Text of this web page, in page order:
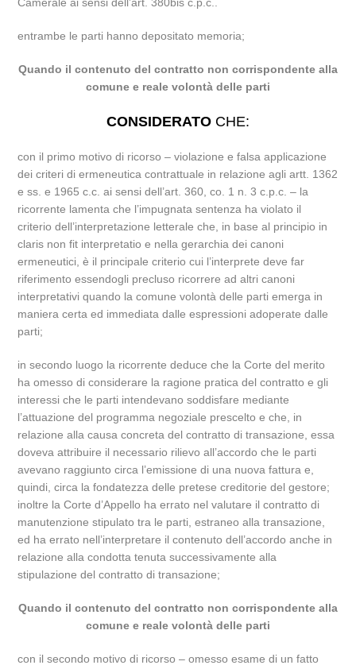
entrambe le parti hanno depositato memoria;
Quando il contenuto del contratto non corrispondente alla
comune e reale volontà delle parti
CONSIDERATO CHE:
con il primo motivo di ricorso – violazione e falsa applicazione
dei criteri di ermeneutica contrattuale in relazione agli artt. 1362
e ss. e 1965 c.c. ai sensi dell’art. 360, co. 1 n. 3 c.p.c. – la
ricorrente lamenta che l’impugnata sentenza ha violato il
criterio dell’interpretazione letterale che, in base al principio in
claris non fit interpretatio e nella gerarchia dei canoni
ermeneutici, è il principale criterio cui l’interprete deve far
riferimento essendogli precluso ricorrere ad altri canoni
interpretativi quando la comune volontà delle parti emerga in
maniera certa ed immediata dalle espressioni adoperate dalle
parti;
in secondo luogo la ricorrente deduce che la Corte del merito
ha omesso di considerare la ragione pratica del contratto e gli
interessi che le parti intendevano soddisfare mediante
l’attuazione del programma negoziale prescelto e che, in
relazione alla causa concreta del contratto di transazione, essa
doveva attribuire il necessario rilievo all’accordo che le parti
avevano raggiunto circa l’emissione di una nuova fattura e,
quindi, circa la fondatezza delle pretese creditorie del gestore;
inoltre la Corte d’Appello ha errato nel valutare il contratto di
manutenzione stipulato tra le parti, estraneo alla transazione,
ed ha errato nell’interpretare il contenuto dell’accordo anche in
relazione alla condotta tenuta successivamente alla
stipulazione del contratto di transazione;
Quando il contenuto del contratto non corrispondente alla
comune e reale volontà delle parti
con il secondo motivo di ricorso – omesso esame di un fatto